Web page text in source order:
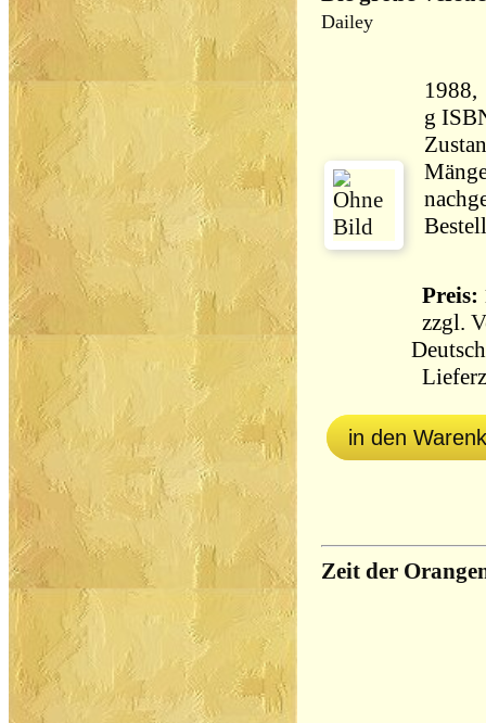
Dailey
1988,
g
Preis:
zzgl.
in den
Zeit der